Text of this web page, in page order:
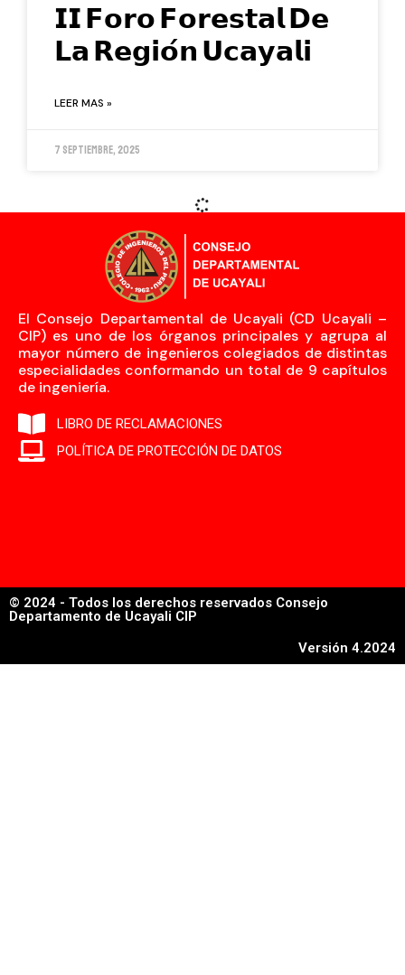
𝗜𝗜 𝗙𝗼𝗿𝗼 𝗙𝗼𝗿𝗲𝘀𝘁𝗮𝗹 𝗗𝗲
𝗟𝗮 𝗥𝗲𝗴𝗶𝗼́𝗻 𝗨𝗰𝗮𝘆𝗮𝗹𝗶
LEER MAS »
7 septiembre, 2025
El Consejo Departamental de Ucayali (CD Ucayali –
CIP) es uno de los órganos principales y agrupa al
mayor número de ingenieros colegiados de distintas
especialidades conformando un total de 9 capítulos
de ingeniería.
LIBRO DE RECLAMACIONES
POLÍTICA DE PROTECCIÓN DE DATOS
© 2024 - Todos los derechos reservados Consejo
Departamento de Ucayali CIP
Versión 4.2024